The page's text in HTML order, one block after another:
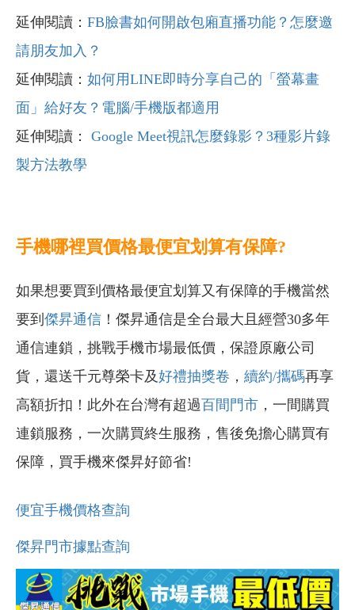
延伸閱讀： FB臉書如何開啟包廂直播功能？怎麼邀
請朋友加入？
延伸閱讀： 如何用LINE即時分享自己的「螢幕畫
面」給好友？電腦/手機版都適用
延伸閱讀： Google Meet視訊怎麼錄影？3種影片錄
製方法教學
手機哪裡買價格最便宜划算有保障?
如果想要買到價格最便宜划算又有保障的手機當然
要到 傑昇通信 ！傑昇通信是全台最大且經營30多年
通信連鎖，挑戰手機市場最低價，保證原廠公司
貨，還送千元尊榮卡及好禮抽獎卷 ， 續約/攜碼再享
高額折扣！此外在台灣有超過百間門市 ，一間購買
連鎖服務，一次購買終生服務，售後免擔心購買有
保障，買手機來傑昇好節省!
便宜手機價格查詢
傑昇門市據點查詢